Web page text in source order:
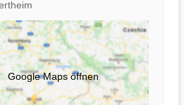
Google Maps öffnen